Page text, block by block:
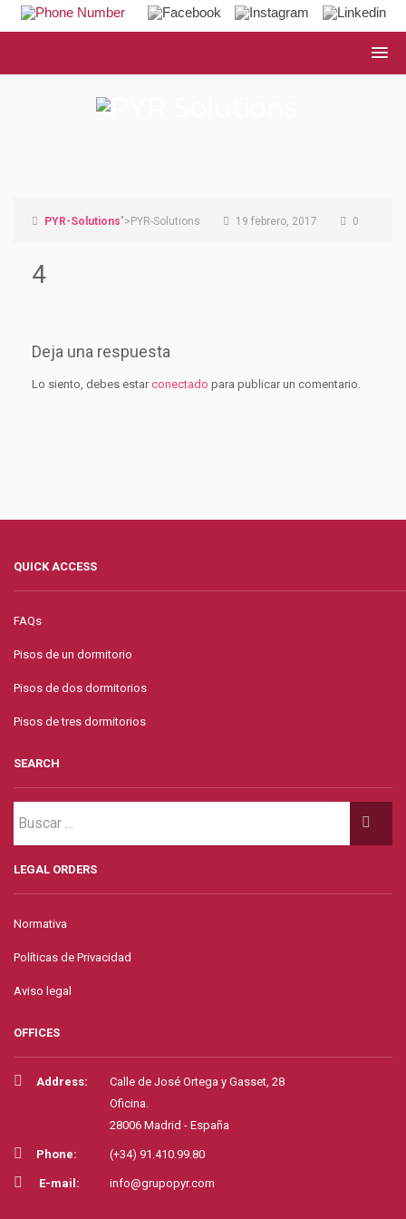
PYR-Solutions">PYR-Solutions 19 febrero, 2017 0
4
Deja una respuesta
Lo siento, debes estarconectado para publicar un comentario.
QUICK ACCESS
FAQs
Pisos de un dormitorio
Pisos de dos dormitorios
Pisos de tres dormitorios
SEARCH
LEGAL ORDERS
Normativa
Políticas de Privacidad
Aviso legal
OFFICES
Address:
Calle de José Ortega y Gasset, 28
Oficina.
28006 Madrid - España
Phone: (+34) 91.410.99.80
E-mail: info@grupopyr.com